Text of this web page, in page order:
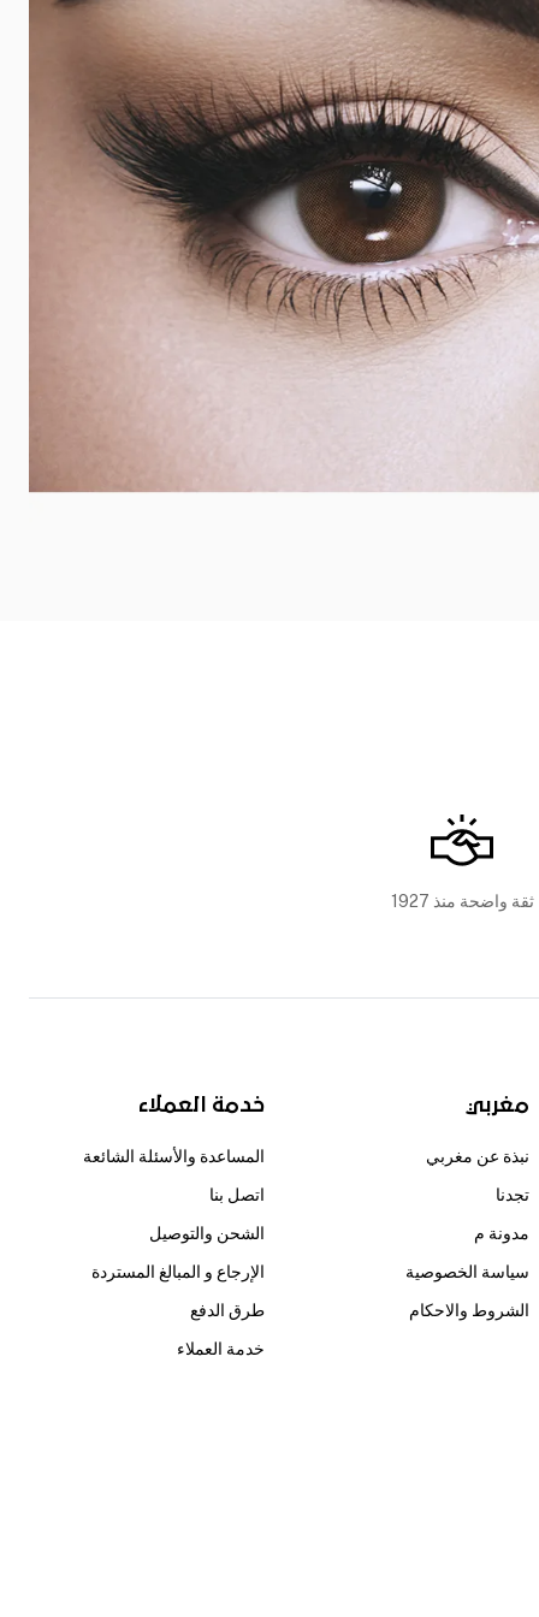
ثقة واضحة منذ 1927
مغربي
نبذة عن مغربي
تجدنا
مدونة م
سياسة الخصوصية
الشروط والاحكام
خدمة العملاء
المساعدة والأسئلة الشائعة
اتصل بنا
الشحن والتوصيل
الإرجاع و المبالغ المستردة
طرق الدفع
خدمة العملاء